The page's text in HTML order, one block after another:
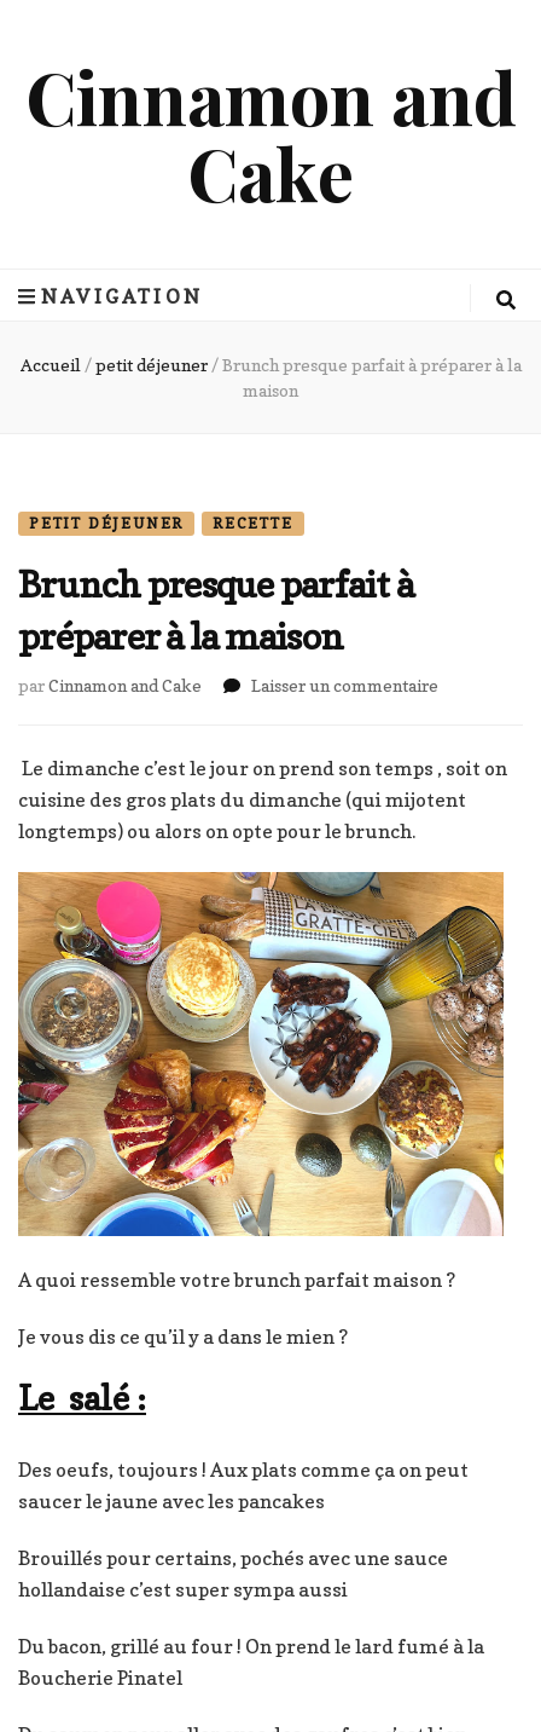
Cinnamon and
Cake
NAVIGATION
Accueil / petit déjeuner / Brunch presque parfait à préparer à la
maison
PETIT DÉJEUNER RECETTE
Brunch presque parfait à
préparer à la maison
parCinnamon and Cake Laisser un commentaire
parfait
préparer
maison
Le dimanche c’est le jour on prend son temps , soit on
cuisine des gros plats du dimanche (qui mijotent
longtemps) ou alors on opte pour le brunch.
A quoi ressemble votre brunch parfait maison ?
Je vous dis ce qu’il y a dans le mien ?
Le salé :
Des oeufs, toujours ! Aux plats comme ça on peut
saucer le jaune avec les pancakes
Brouillés pour certains, pochés avec une sauce
hollandaise c’est super sympa aussi
Du bacon, grillé au four ! On prend le lard fumé à la
Boucherie Pinatel